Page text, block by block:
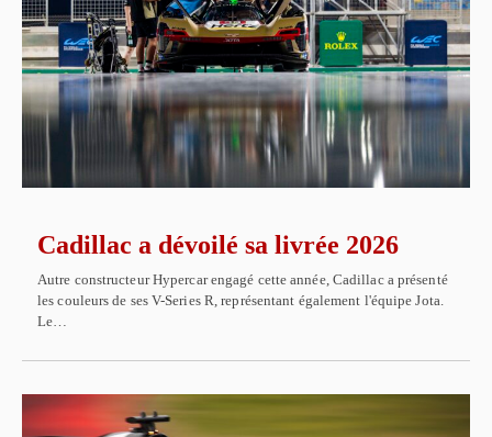
Cadillac a dévoilé sa livrée 2026
Autre constructeur Hypercar engagé cette année, Cadillac a présenté
les couleurs de ses V-Series R, représentant également l'équipe Jota.
Le…